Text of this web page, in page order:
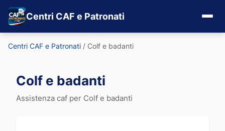
Centri CAF e Patronati
Centri CAF e Patronati / Colf e badanti
Colf e badanti
Assistenza caf per Colf e badanti